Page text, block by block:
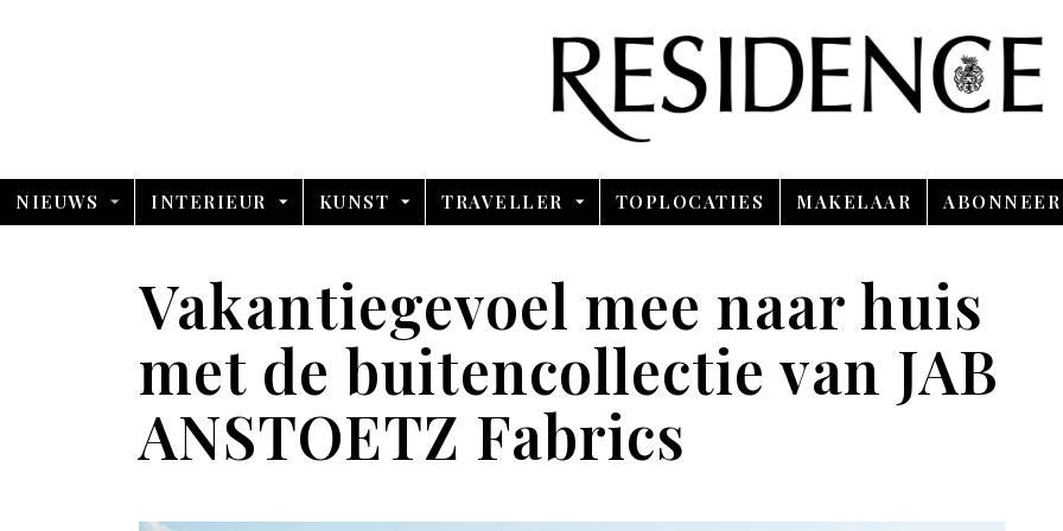
NIEUWS INTERIEUR KUNST TRAVELLER TOPLOCATIES MAKELAAR ABONNEER
Vakantiegevoel mee naar huis
met de buitencollectie van JAB
ANSTOETZ Fabrics